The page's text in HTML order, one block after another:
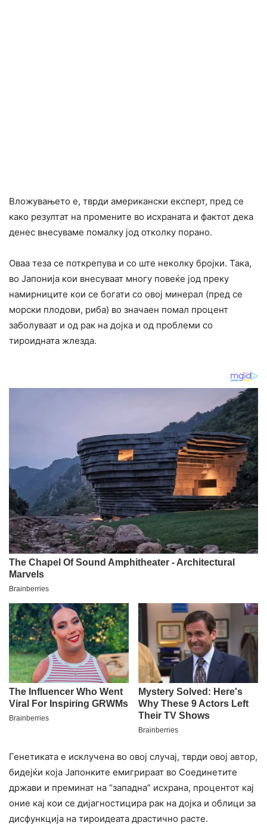
Вложувањето е, тврди американски експерт, пред се
како резултат на промените во исхраната и фактот дека
денес внесуваме помалку јод отколку порано.
Оваа теза се поткрепува и со ште неколку бројки. Така,
во Јапонија кои внесуваат многу повеќе јод преку
намирниците кои се богати со овој минерал (пред се
морски плодови, риба) во значаен помал процент
заболуваат и од рак на дојка и од проблеми со
тироидната жлезда.
Генетиката е исклучена во овој случај, тврди овој автор,
бидејќи која Јапонките емигрираат во Соединетите
држави и преминат на “западна” исхрана, процентот кај
оние кај кои се дијагностицира рак на дојка и облици за
дисфункција на тироидеата драстично расте.